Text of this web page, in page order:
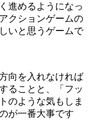
進めるようになっ
クションゲームの
いと思うゲームで
向を入れなければ
ることと、「フッ
のような気もしま
が一番大事です